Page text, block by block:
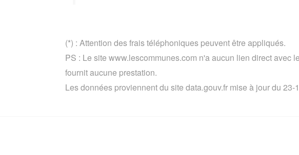
(*) : Attention des frais téléphoniques peuvent être appliqués.
PS : Le site www.lescommunes.com n'a aucun lien direct avec le
fournit aucune prestation.
Les données proviennent du site data.gouv.fr mise à jour du